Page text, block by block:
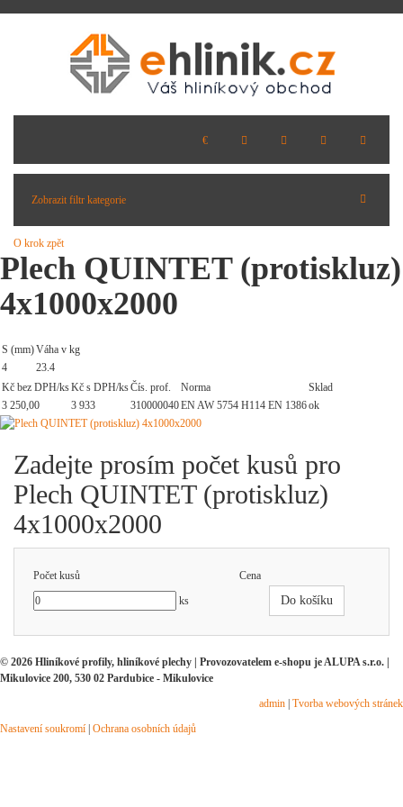
Zobrazit filtr kategorie
O krok zpět
Plech QUINTET (protiskluz)
4x1000x2000
S (mm)Váha v kg
4
23.4
Kč bez DPH/ksKč s DPH/ksČís. prof. Norma
Sklad
3 250,00
3 933 310000040EN AW 5754 H114 EN 1386ok
Zadejte prosím počet kusů pro
Plech QUINTET (protiskluz)
4x1000x2000
Počet kusů
Cena
ks
Do košíku
© 2026 Hliníkové profily, hliníkové plechy | Provozovatelem e-shopu je ALUPA s.r.o. |
Mikulovice 200, 530 02 Pardubice - Mikulovice
admin Tvorba webových stránek
Nastavení soukromí Ochrana osobních údajů